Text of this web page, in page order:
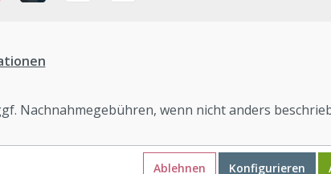
Nachnahmegebühren, wenn nicht anders
Ablehnen Konfigurieren